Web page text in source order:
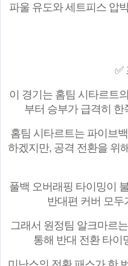
파울 유도와 세트피스 압
✅
이 경기는 홈팀 시타르트
부터 승부가 급격히
홈팀 시타르트는 파이브
하겠지만, 공격 전환을 위
풀백 오버래핑 타이밍이
반대편 커버 모
그래서 원정팀 알크마르
통해 반대 전환 타이